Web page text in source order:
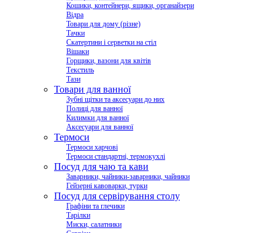
Кошики, контейнери, ящики, органайзери
Відра
Товари для дому (різне)
Тачки
Скатертини і серветки на стіл
Вішаки
Горщики, вазони для квітів
Текстиль
Тази
Товари для ванної
Зубні щітки та аксесуари до них
Полиці для ванної
Килимки для ванної
Аксесуари для ванної
Термоси
Термоси харчові
Термоси стандартні, термокухлі
Посуд для чаю та кави
Заварники, чайники-заварники, чайники
Гейзерні кавоварки, турки
Посуд для сервірування столу
Графіни та глечики
Тарілки
Миски, салатники